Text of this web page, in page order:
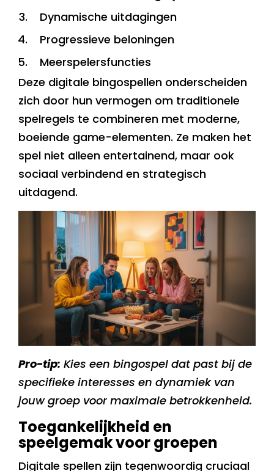
Dynamische uitdagingen
Progressieve beloningen
Meerspelersfuncties
Deze digitale bingospellen onderscheiden
zich door hun vermogen om traditionele
spelregels te combineren met moderne,
boeiende game-elementen. Ze maken het
spel niet alleen entertainend, maar ook
sociaal verbindend en strategisch
uitdagend.
Pro-tip: Kies een bingospel dat past bij de
specifieke interesses en dynamiek van
jouw groep voor maximale betrokkenheid.
Toegankelijkheid en
speelgemak voor groepen
Digitale spellen zijn tegenwoordig cruciaal